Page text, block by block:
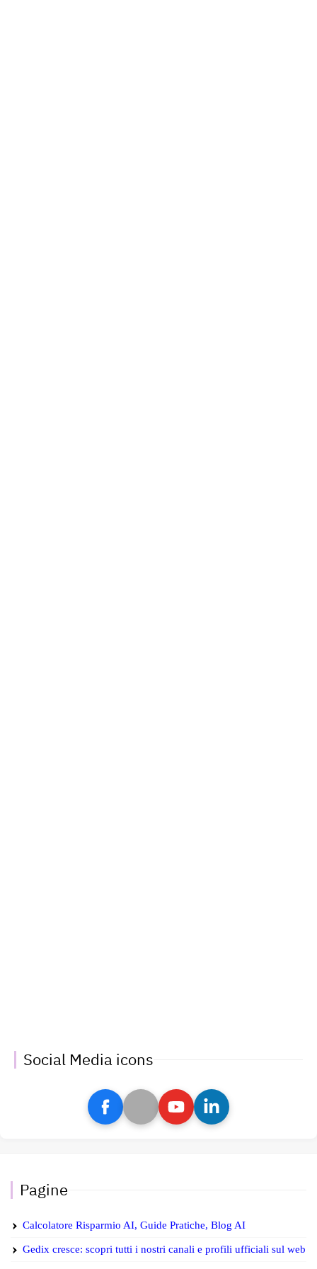
Social Media icons
Pagine
Calcolatore Risparmio AI, Guide Pratiche, Blog AI
Gedix cresce: scopri tutti i nostri canali e profili ufficiali sul web